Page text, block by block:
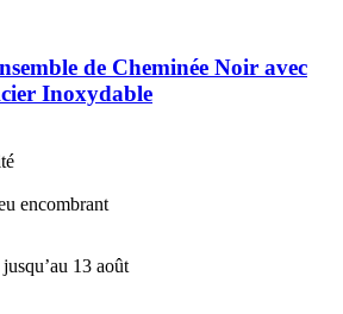
de Cheminée Noir avec
Inoxydable
encombrant
13 août